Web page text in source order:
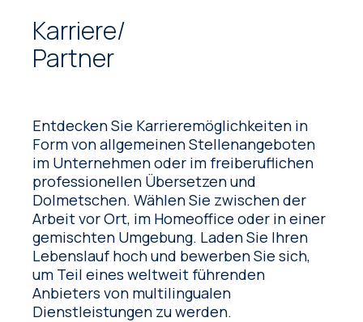
Karriere/
Partner
Entdecken Sie Karrieremöglichkeiten in
Form von allgemeinen Stellenangeboten
im Unternehmen oder im freiberuflichen
professionellen Übersetzen und
Dolmetschen. Wählen Sie zwischen der
Arbeit vor Ort, im Homeoffice oder in einer
gemischten Umgebung. Laden Sie Ihren
Lebenslauf hoch und bewerben Sie sich,
um Teil eines weltweit führenden
Anbieters von multilingualen
Dienstleistungen zu werden.